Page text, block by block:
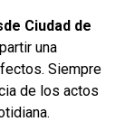
Ciudad de
una
Siempre
de los actos